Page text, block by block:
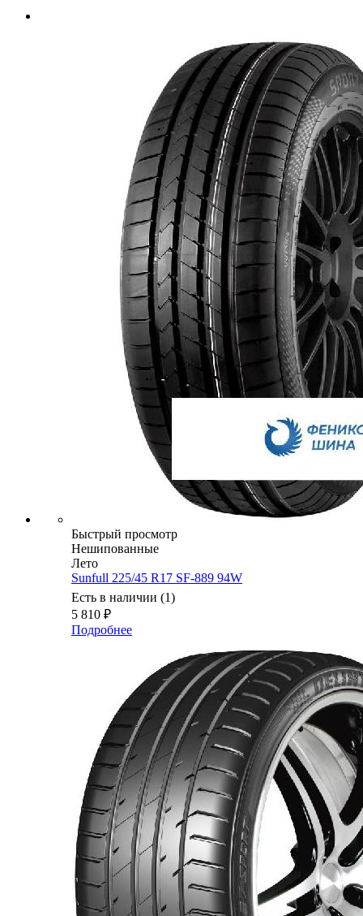
Быстрый просмотр
Нешипованные
Лето
Sunfull 225/45 R17 SF-889 94W
Есть в наличии (1)
5 810 ₽
Подробнее